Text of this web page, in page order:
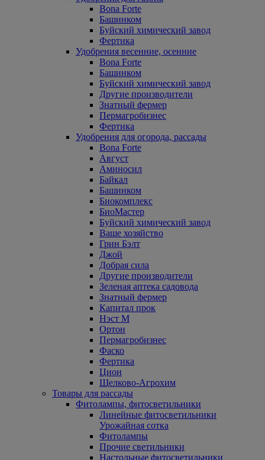
Bona Forte
Башинком
Буйский химический завод
Фертика
Удобрения весенние, осенние
Bona Forte
Башинком
Буйский химический завод
Другие производители
Знатный фермер
Пермагробизнес
Фертика
Удобрения для огорода, рассады
Bona Forte
Август
Аминосил
Байкал
Башинком
Биокомплекс
БиоМастер
Буйский химический завод
Ваше хозяйство
Грин Бэлт
Джой
Добрая сила
Другие производители
Зеленая аптека садовода
Знатный фермер
Капитал прок
Нэст М
Ортон
Пермагробизнес
Фаско
Фертика
Цион
Щелково-Агрохим
Товары для рассады
Фитолампы, фитосветильники
Линейные фитосветильники
Урожайная сотка
Фитолампы
Прочие светильники
Настольные фитосветильники